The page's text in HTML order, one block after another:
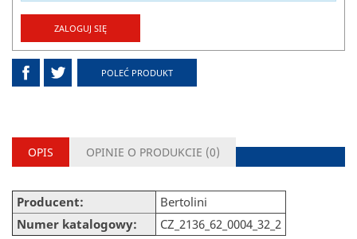
ZALOGUJ SIĘ
POLEĆ PRODUKT
OPIS OPINIE O PRODUKCIE (0)
Producent:
Bertolini
Numer katalogowy:
CZ_2136_62_0004_32_2